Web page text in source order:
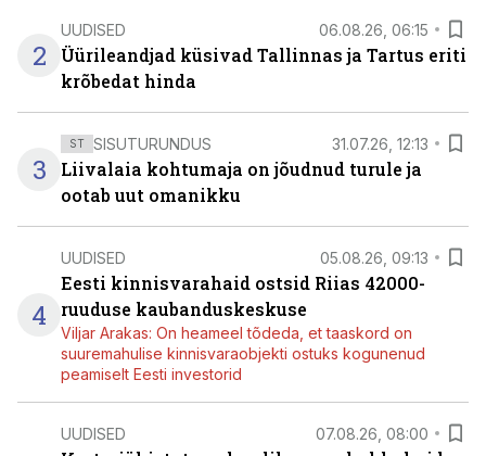
2
UUDISED 06.08.26, 06:15
Üürileandjad küsivad Tallinnas ja Tartus eriti
krõbedat hinda
3
ST SISUTURUNDUS 31.07.26, 12:13
Liivalaia kohtumaja on jõudnud turule ja
ootab uut omanikku
4
UUDISED 05.08.26, 09:13
Eesti kinnisvarahaid ostsid Riias 42000-
ruuduse kaubanduskeskuse
Viljar Arakas: On heameel tõdeda, et taaskord on
suuremahulise kinnisvaraobjekti ostuks kogunenud
peamiselt Eesti investorid
UUDISED 07.08.26, 08:00